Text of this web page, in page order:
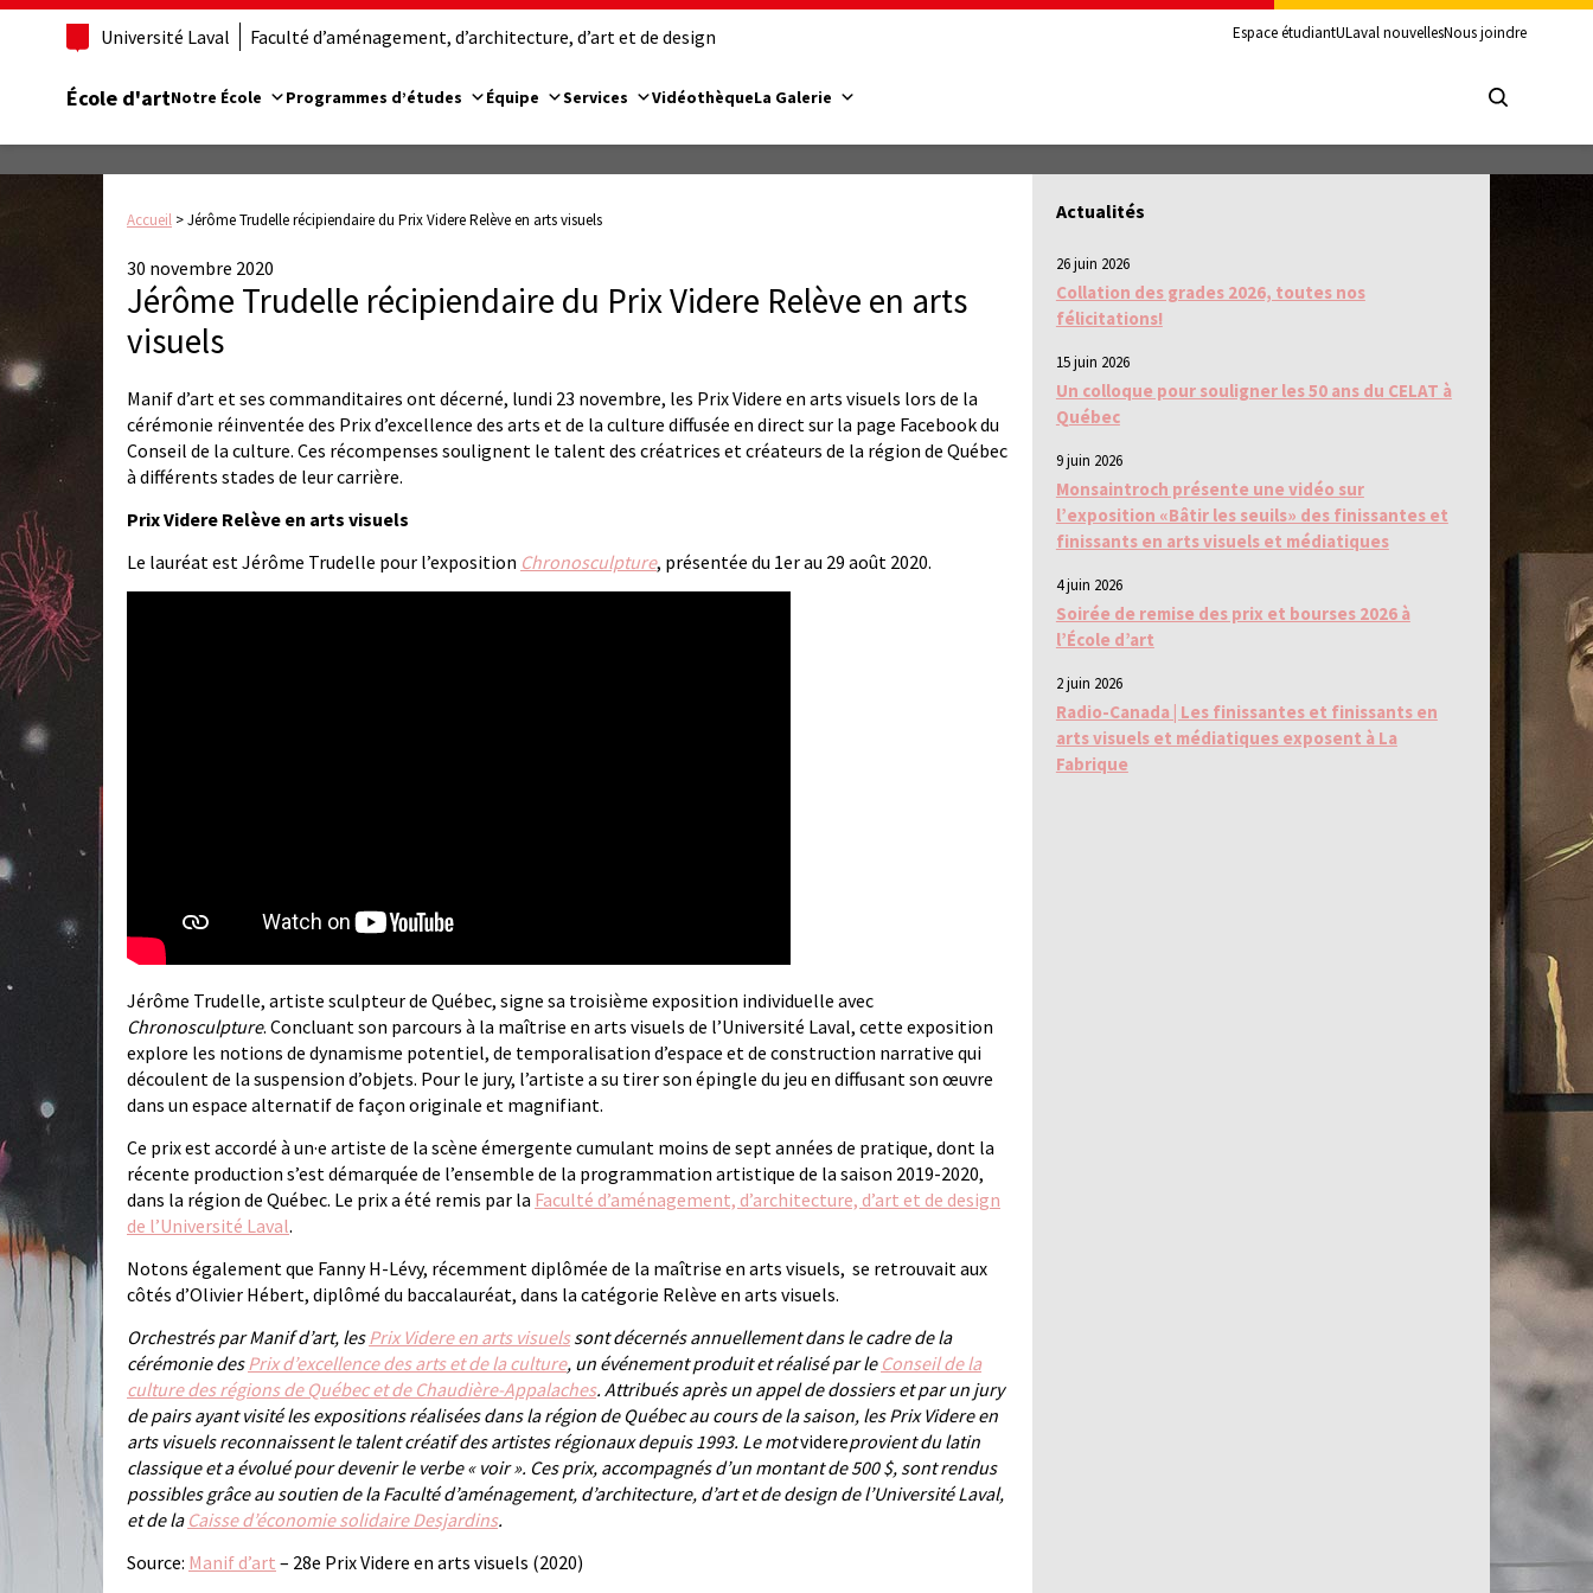
Université Laval Faculté d’aménagement, d’architecture, d’art et de design Espace étudiantULaval nouvellesNous joindre
École d'artNotre École Programmes d’études Équipe Services VidéothèqueLa Galerie
Accueil >Jérôme Trudelle récipiendaire du Prix Videre Relève en arts visuels
30 novembre 2020
Jérôme Trudelle récipiendaire du Prix Videre Relève en arts
visuels
Manif d’art et ses commanditaires ont décerné, lundi 23 novembre, les Prix Videre en arts visuels lors de la
cérémonie réinventée des Prix d’excellence des arts et de la culture diffusée en direct sur la page Facebook du
Conseil de la culture. Ces récompenses soulignent le talent des créatrices et créateurs de la région de Québec
à différents stades de leur carrière.
Prix Videre Relève en arts visuels
Le lauréat est Jérôme Trudelle pour l’exposition Chronosculpture, présentée du 1er au 29 août 2020.
Jérôme Trudelle, artiste sculpteur de Québec, signe sa troisième exposition individuelle avec
Chronosculpture. Concluant son parcours à la maîtrise en arts visuels de l’Université Laval, cette exposition
explore les notions de dynamisme potentiel, de temporalisation d’espace et de construction narrative qui
découlent de la suspension d’objets. Pour le jury, l’artiste a su tirer son épingle du jeu en diffusant son œuvre
dans un espace alternatif de façon originale et magnifiant.
Ce prix est accordé à un·e artiste de la scène émergente cumulant moins de sept années de pratique, dont la
récente production s’est démarquée de l’ensemble de la programmation artistique de la saison 2019-2020,
dans la région de Québec. Le prix a été remis par la Faculté d’aménagement, d’architecture, d’art et de design
de l’Université Laval.
Notons également que Fanny H-Lévy, récemment diplômée de la maîtrise en arts visuels, se retrouvait aux
côtés d’Olivier Hébert, diplômé du baccalauréat, dans la catégorie Relève en arts visuels.
Orchestrés par Manif d’art, lesPrix Videre en arts visuelssont décernés annuellement dans le cadre de la
cérémonie desPrix d’excellence des arts et de la culture, un événement produit et réalisé par le Conseil de la
culture des régions de Québec et de Chaudière-Appalaches. Attribués après un appel de dossiers et par un jury
de pairs ayant visité les expositions réalisées dans la région de Québec au cours de la saison, les Prix Videre en
arts visuels reconnaissent le talent créatif des artistes régionaux depuis 1993. Le motvidereprovient du latin
classique et a évolué pour devenir le verbe « voir ». Ces prix, accompagnés d’un montant de 500 $, sont rendus
possibles grâce au soutien de laFaculté d’aménagement, d’architecture, d’art et de design de l’Université Laval,
et de la Caisse d’économie solidaire Desjardins.
Source: Manif d’art – 28e Prix Videre en arts visuels (2020)
Actualités
26 juin 2026
Collation des grades 2026, toutes nos
félicitations!
15 juin 2026
Un colloque pour souligner les 50 ans du CELAT à
Québec
9 juin 2026
Monsaintroch présente une vidéo sur
l’exposition «Bâtir les seuils» des finissantes et
finissants en arts visuels et médiatiques
4 juin 2026
Soirée de remise des prix et bourses 2026 à
l’École d’art
2 juin 2026
Radio-Canada | Les finissantes et finissants en
arts visuels et médiatiques exposent à La
Fabrique